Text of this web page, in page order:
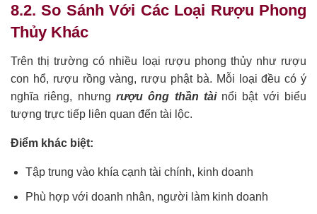
8.2. So Sánh Với Các Loại Rượu Phong
Thủy Khác
Trên thị trường có nhiều loại rượu phong thủy như rượu
con hổ, rượu rồng vàng, rượu phật bà. Mỗi loại đều có ý
nghĩa riêng, nhưng rượu ông thần tàinổi bật với biểu
tượng trực tiếp liên quan đến tài lộc.
Điểm khác biệt:
Tập trung vào khía cạnh tài chính, kinh doanh
Phù hợp với doanh nhân, người làm kinh doanh